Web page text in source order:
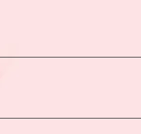
Anda bisa melakukan
Tetapi ada keuntungan